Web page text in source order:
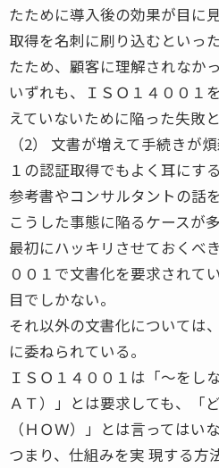
たために導入後の効果が目に
取得を名刺に刷り込むといっ
たため、顧客に理解されなか
いずれも、ＩＳＯ１４００１
えていないために陥った失敗
（2） 文書が増えて手続きが
１の認証取得でもよく耳にす
参考書やコンサルタントの話
こうした事態に陥るケースが多
最初にハッキリさせておくべ
００１で文書化を要求されて
目でしかない。
それ以外の文書化については
に委ねられている。
ＩＳＯ１４００１は「〜をし
ＡＴ）」とは要求しても、「
（ＨＯＷ）」とは言ってはいな
つまり、仕組みを実 現する方